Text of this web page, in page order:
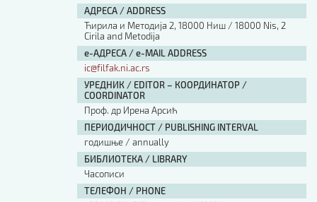
Шаблон прве стране и импресума [B5, ћир]
Шаблон прве стране и импресума [B5, лат]
Шаблон прве стране и импресума [B5, енг]
Етички кодекс
ПРЕТРАГА ИЗДАЊА
Наслов или део наслова
АДРЕСА / ADDRESS
Ћирила и Методија 2, 18000 Ниш / 18000 Nis, 2
Cirila and Metodija
е-АДРЕСА / e-MAIL ADDRESS
ic@filfak.ni.ac.rs
УРЕДНИК / EDITOR – КООРДИНАТОР /
COORDINATOR
Проф. др Ирена Арсић
ПЕРИОДИЧНОСТ / PUBLISHING INTERVAL
годишње / annually
БИБЛИОТЕКА / LIBRARY
Часописи
ТЕЛЕФОН / PHONE